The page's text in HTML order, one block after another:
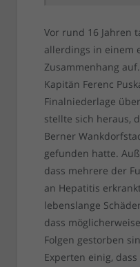
Vor rund 16 Jahren
allerdings in einem
Zusammenhang
Kapitän Ferenc
Finalniederlage
stellte sich heraus,
Berner
gefunden hatte.
dass mehrere der
an Hepatitis
lebenslange
dass
Folgen gestorben
Experten einig,